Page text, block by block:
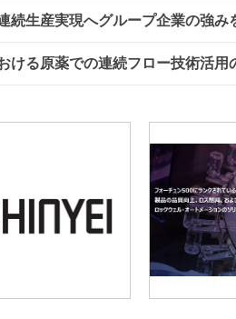
続生産実現へグループ企業の強
ける原薬での連続フロー技術活用